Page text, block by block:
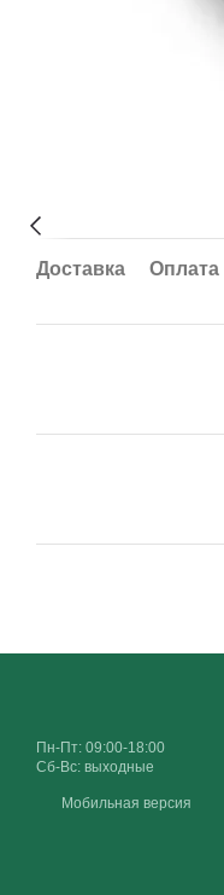
Доставка Оплата
Пн-Пт: 09:00-18:00
Сб-Вс: выходные
Мобильная версия